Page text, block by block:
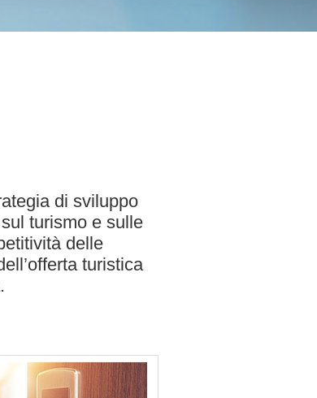
di sviluppo
turismo e sulle
delle
turistica